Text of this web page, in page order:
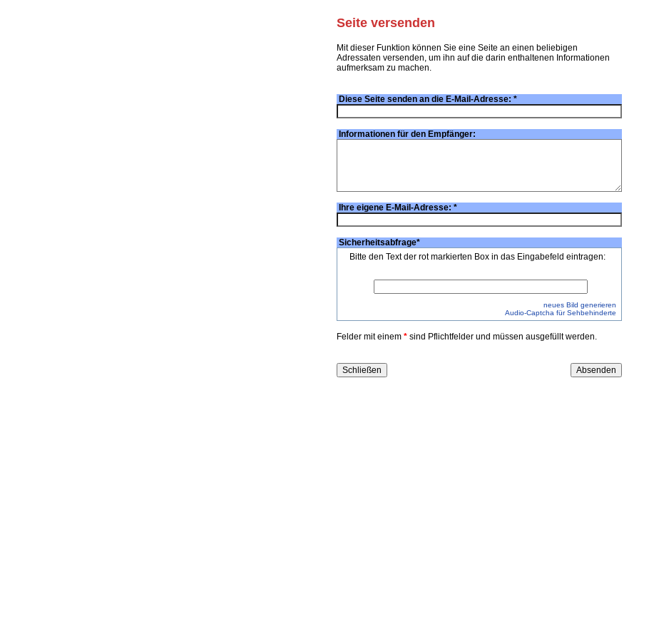
Seite versenden
Mit dieser Funktion können Sie eine Seite an einen beliebigen
Adressaten versenden, um ihn auf die darin enthaltenen Informationen
aufmerksam zu machen.
Diese Seite senden an die E-Mail-Adresse: *
Informationen für den Empfänger:
Ihre eigene E-Mail-Adresse: *
Sicherheitsabfrage*
Bitte den Text der rot markierten Box in das Eingabefeld eintragen:
neues Bild generieren
Audio-Captcha für Sehbehinderte
Felder mit einem * sind Pflichtfelder und müssen ausgefüllt werden.